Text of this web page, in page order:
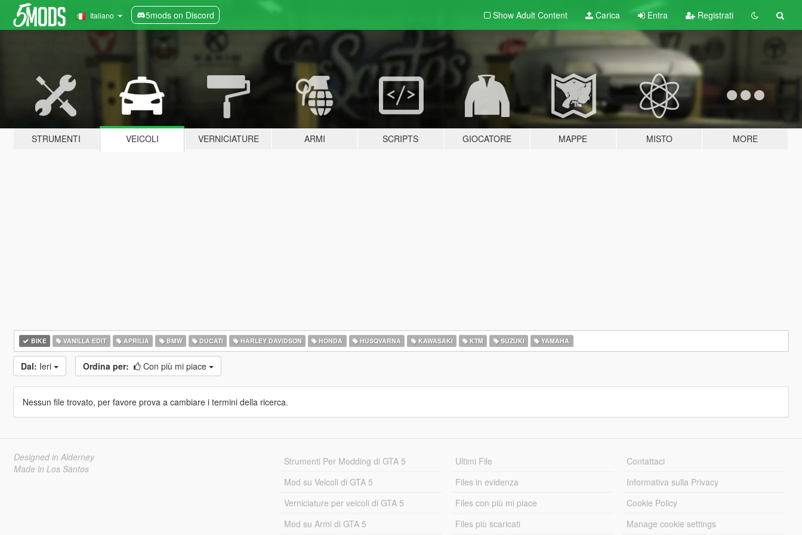
Italiano 5mods on Discord Show Adult Content Carica Entra Registrati
STRUMENTI VEICOLI VERNICIATURE ARMI SCRIPTS GIOCATORE MAPPE MISTO MORE
BIKE VANILLA EDIT APRILIA BMW DUCATI HARLEY DAVIDSON HONDA HUSQVARNA KAWASAKI KTM SUZUKI YAMAHA
Dal: Ieri Ordina per: Con più mi piace
Nessun file trovato, per favore prova a cambiare i termini della ricerca.
Designed in Alderney
Made in Los Santos
Strumenti Per Modding di GTA 5
Mod su Veicoli di GTA 5
Verniciature per veicoli di GTA 5
Mod su Armi di GTA 5
Ultimi File
Files in evidenza
Files con più mi piace
Files più scaricati
Contattaci
Informativa sulla Privacy
Cookie Policy
Manage cookie settings